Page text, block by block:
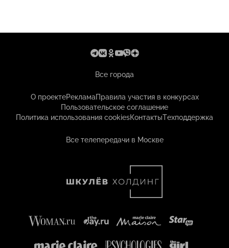
Все города
О проектеРекламаПравила участия в конкурсах
Пользовательское соглашение
Политика использования cookiesКонтактыТехподдержка
Все телепередачи в Москве